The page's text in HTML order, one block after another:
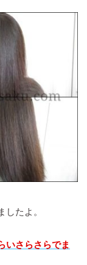
たよ。
いさらさらでま